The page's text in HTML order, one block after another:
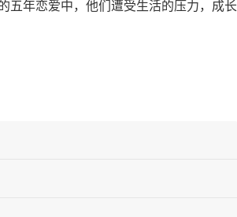
五年恋爱中，他们遭受生活的压力，成长